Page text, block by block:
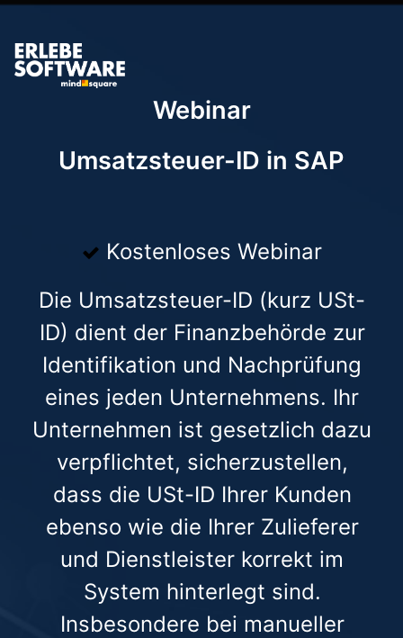
Webinar
Umsatzsteuer-ID in SAP
Kostenloses Webinar
Die Umsatzsteuer-ID (kurz USt-
ID) dient der Finanzbehörde zur
Identifikation und Nachprüfung
eines jeden Unternehmens. Ihr
Unternehmen ist gesetzlich dazu
verpflichtet, sicherzustellen,
dass die USt-ID Ihrer Kunden
ebenso wie die Ihrer Zulieferer
und Dienstleister korrekt im
System hinterlegt sind.
Insbesondere bei manueller